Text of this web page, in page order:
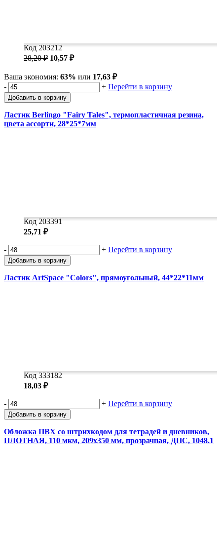
Код 203212
28,20 ₽ 10,57 ₽
Ваша экономия: 63% или 17,63 ₽
-
+ Перейти в корзину
Добавить в корзину
Ластик Berlingo "Fairy Tales", термопластичная резина,
цвета ассорти, 28*25*7мм
Код 203391
25,71 ₽
- + Перейти в корзину
Добавить в корзину
Ластик ArtSpace "Colors", прямоугольный, 44*22*11мм
Код 333182
18,03 ₽
- + Перейти в корзину
Добавить в корзину
Обложка ПВХ со штрихкодом для тетрадей и дневников,
ПЛОТНАЯ, 110 мкм, 209х350 мм, прозрачная, ДПС, 1048.1